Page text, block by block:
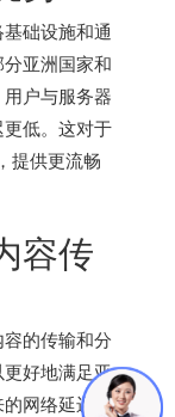
础设施和通
亚洲国家和
户与服务器
低。这对于
提供更流畅
容传
的传输和分
好地满足亚
网络延迟问